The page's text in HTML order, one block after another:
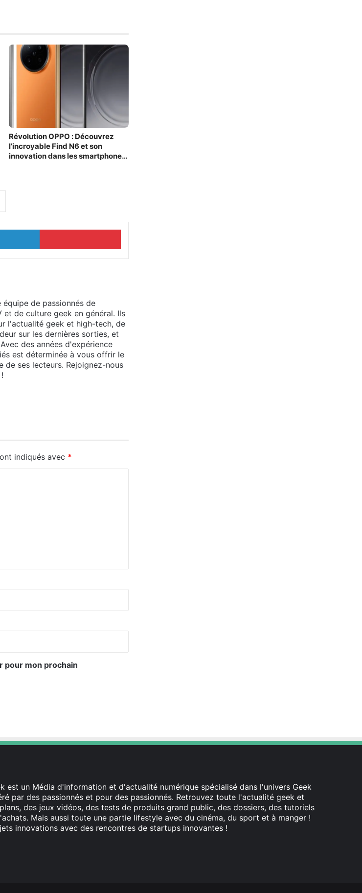
Révolution OPPO : Découvrez
l’incroyable Find N6 et son
innovation dans les smartphones
Linkedin Pinterest
de passionnés de
de culture geek en général. Ils
l'actualité geek et high-tech, de
sur les dernières sorties, et
des années d'expérience
est déterminée à vous offrir le
ses lecteurs. Rejoignez-nous
indiqués avec *
pour mon prochain
est un Média d'information et d'actualité numérique spécialisé dans l'univers Geek
par des passionnés et pour des passionnés. Retrouvez toute l'actualité geek et
des jeux vidéos, des tests de produits grand public, des dossiers, des tutoriels
Mais aussi toute une partie lifestyle avec du cinéma, du sport et à manger !
innovations avec des rencontres de startups innovantes !